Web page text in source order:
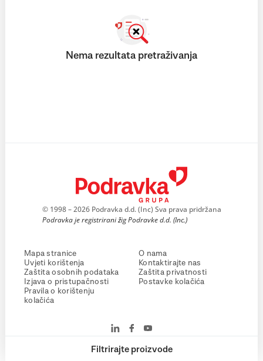
Filtrirajte proizvode
Nema rezultata pretraživanja
© 1998 – 2026 Podravka d.d. (Inc) Sva prava pridržana
Podravka je registrirani žig Podravke d.d. (Inc.)
Mapa stranice
Uvjeti korištenja
Zaštita osobnih podataka
Izjava o pristupačnosti
Pravila o korištenju
kolačića
O nama
Kontaktirajte nas
Zaštita privatnosti
Postavke kolačića